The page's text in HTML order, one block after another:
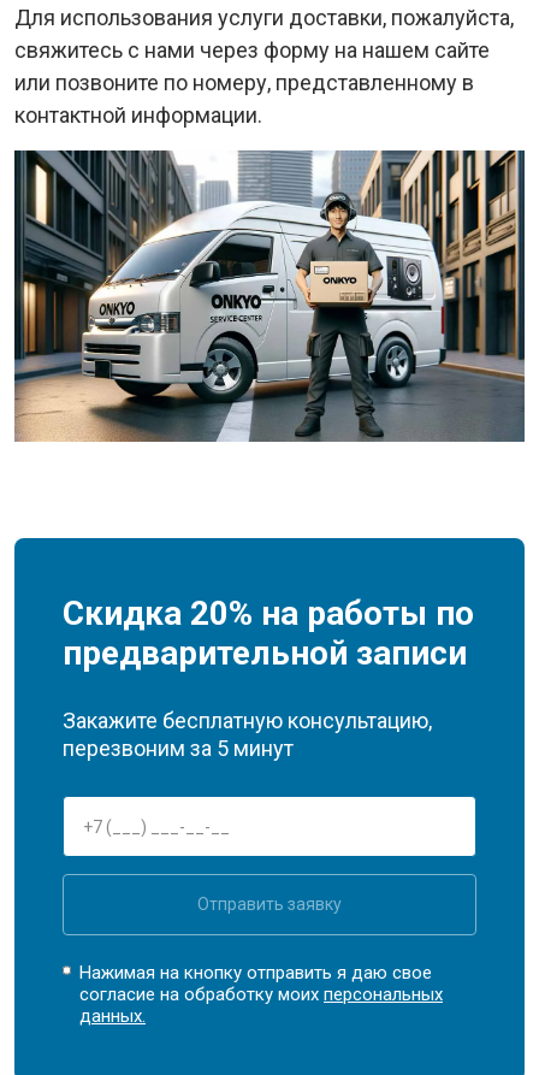
Для использования услуги доставки, пожалуйста,
свяжитесь с нами через форму на нашем сайте
или позвоните по номеру, представленному в
контактной информации.
Скидка 20% на работы по
предварительной записи
Закажите бесплатную консультацию,
перезвоним за 5 минут
Отправить заявку
Нажимая на кнопку отправить я даю свое
согласие на обработку моихперсональных
данных.